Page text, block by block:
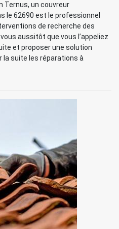
Ternus, un couvreur
le 62690 est le professionnel
de recherche des
aussitôt que vous l’appeliez
et proposer une solution
la suite les réparations à